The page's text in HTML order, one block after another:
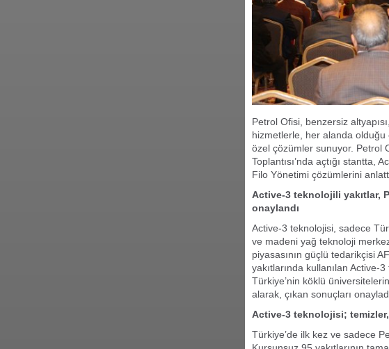
Petrol Ofisi, benzersiz
hizmetlerle, her alanda olduğu
özel çözümler sunuyor. Petrol
Toplantısı’nda açtığı stantta,
Filo Yönetimi çözümlerini
Active-3 teknolojili yakıtlar,
onaylandı
Active-3 teknolojisi, sadece
ve madeni yağ teknoloji
piyasasının güçlü tedarikçisi
yakıtlarında kullanılan Active-
Türkiye’nin köklü
alarak, çıkan sonuçları
Active-3 teknolojisi;
Türkiye’de ilk kez ve sadece